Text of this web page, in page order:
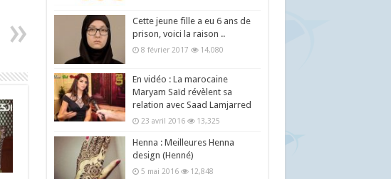
Cette jeune fille a eu 6 ans de
prison, voici la raison ..
8 février 2017 14,080
En vidéo : La marocaine
Maryam Saïd révèlent sa
relation avec Saad Lamjarred
23 avril 2016 13,325
Henna : Meilleures Henna
design (Henné)
5 mai 2016 12,848